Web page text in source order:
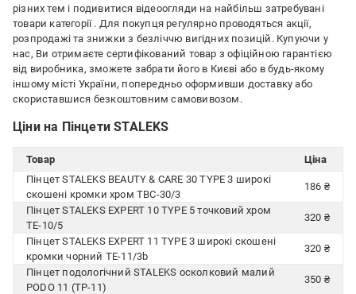
різних тем і подивитися відеоогляди на найбільш затребувані
товари категорії . Для покупця регулярно проводяться акції,
розпродажі та знижки з безліччю вигідних позицій. Купуючи у
нас, Ви отримаєте сертифікований товар з офіційною гарантією
від виробника, зможете забрати його в Києві або в будь-якому
іншому місті України, попередньо оформивши доставку або
скориставшися безкоштовним самовивозом.
Ціни на Пінцети STALEKS
Товар
Ціна
Пінцет STALEKS BEAUTY & CARE 30 TYPE 3 широкі
скошені кромки хром TBC-30/3
186 ₴
Пінцет STALEKS EXPERT 10 TYPE 5 точковий хром
TE-10/5
320 ₴
Пінцет STALEKS EXPERT 11 TYPE 3 широкі скошені
кромки чорний TE-11/3b
320 ₴
Пінцет подологічний STALEKS осколковий малий
PODO 11 (TP-11)
350 ₴